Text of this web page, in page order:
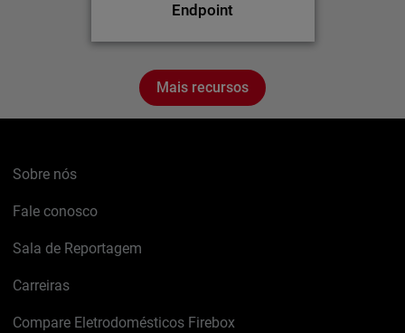
Endpoint
Mais recursos
Sobre nós
Fale conosco
Sala de Reportagem
Carreiras
Compare Eletrodomésticos Firebox